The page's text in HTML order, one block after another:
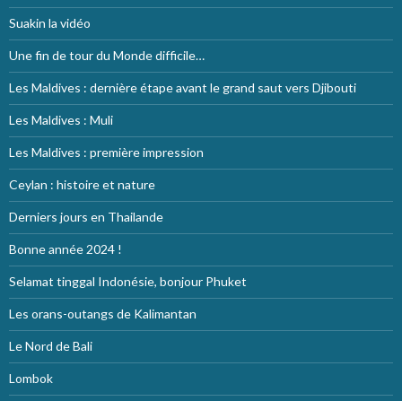
Suakin la vidéo
Une fin de tour du Monde difficile…
Les Maldives : dernière étape avant le grand saut vers Djibouti
Les Maldives : Muli
Les Maldives : première impression
Ceylan : histoire et nature
Derniers jours en Thailande
Bonne année 2024 !
Selamat tinggal Indonésie, bonjour Phuket
Les orans-outangs de Kalimantan
Le Nord de Bali
Lombok